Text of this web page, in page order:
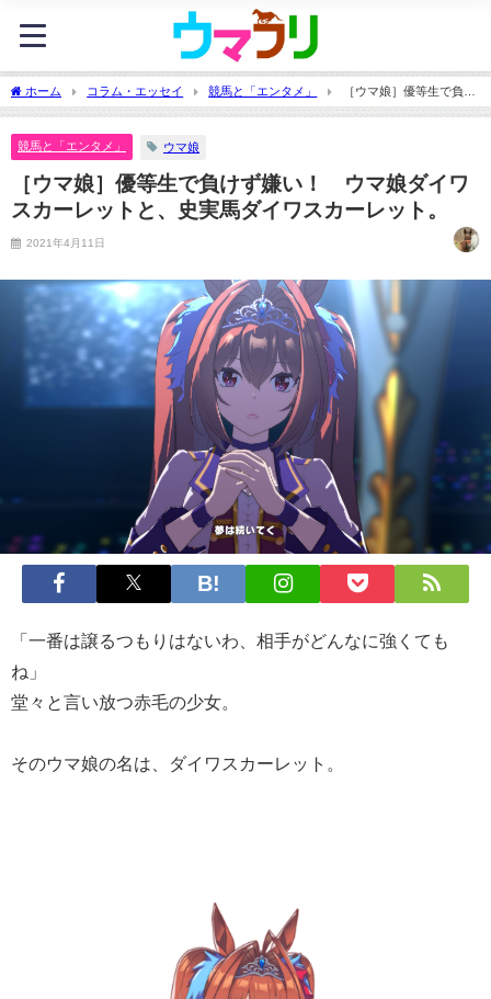
ホーム コラム・エッセイ 競馬と「エンタメ」
［ウマ娘］優等生で負け
ず嫌い！ ウマ娘ダイワスカーレットと、史実馬ダイワスカーレット。
競馬と「エンタメ」 ウマ娘
［ウマ娘］優等生で負けず嫌い！ ウマ娘ダイワ
スカーレットと、史実馬ダイワスカーレット。
2021年4月11日
「一番は譲るつもりはないわ、相手がどんなに強くても
ね」
堂々と言い放つ赤毛の少女。
そのウマ娘の名は、ダイワスカーレット。